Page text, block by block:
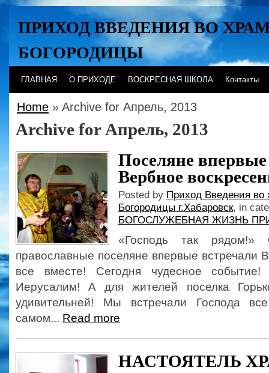
ПРИХОД ВВЕДЕНИЯ ВО
БОГОРОДИЦЫ
Хабаровск
ГЛАВНАЯ О ПРИХОДЕ ВОСКРЕСНАЯ ШКОЛА Контакты
Home » Archive for Апрель, 2013
Archive for Апрель, 2013
Поселяне впервые
Вербное
Posted by Приход Введения во
Богородицы г.Хабаровск, in
БОГОСЛУЖЕБНАЯ ЖИЗНЬ
«Господь так
православные поселяне впервые встречали
все вместе! Сегодня чудесное
Иерусалим! А для жителей поселка
удивительней! Мы встречали Господа
самом... Read more
НАСТОЯТЕЛЬ